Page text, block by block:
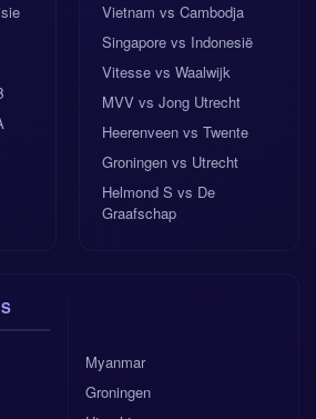
Vietnam vs Cambodja
Singapore vs Indonesië
Vitesse vs Waalwijk
MVV vs Jong Utrecht
Heerenveen vs Twente
Groningen vs Utrecht
Helmond S vs De
Graafschap
Myanmar
Groningen